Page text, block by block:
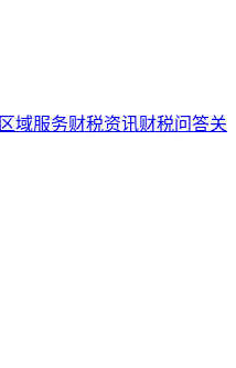
区域服务财税资讯财税问答关